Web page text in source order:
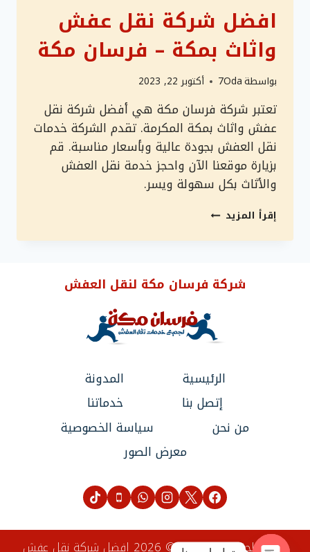
افضل شركة نقل عفش
واثاث بمكة – فرسان مكة
بواسطة7Oda أكتوبر 22, 2023
تعتبر شركة فرسان مكة هي أفضل شركة نقل
عفش واثاث بمكة المكرمة. تقدم الشركة خدمات
نقل العفش بجودة عالية وبأسعار مناسبة. قم
بزيارة موقعنا الآن واحجز خدمة نقل العفش
والأثاث بكل سهولة ويسر.
إقرأ المزيد افضل
نقل
بمكة
فرسان
مكة
شركة فرسان مكة لنقل العفش
الرئيسية
المدونة
إتصل بنا
خدماتنا
من نحن
سياسة الخصوصية
معرض الصور
جميع الحقوق محفوظة © 2026 افضل شركة نقل عفش